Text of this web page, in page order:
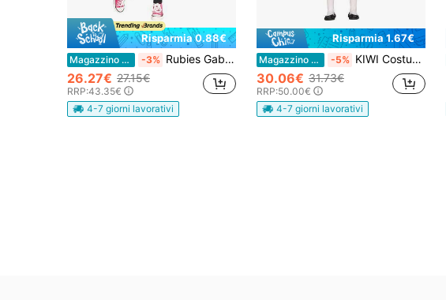
Risparmia 0.88€
Magazzino EU -3% Rubies Gabby's Dollhouse Set Costumi Bambino - Licenza Ufficiale Personaggi La Casa De Muñecas De Gabby - Dettagli Colorati e Brillanti, Design Autentico - Set Costumi - Perfetto per Feste e Carnevale - Facile da Indossare e Rimuovere, Tessuto Confortevole e Leggero
26.27€ 27.15€
RRP:43.35€
4-7 giorni lavorativi
Risparmia 1.67€
Magazzino EU -5% KIWI Costume da clown per bambini in quattro taglie, costume colorato per feste a tema e celebrazioni infantili, ideale per divertimento, storie e spettacoli divertenti
30.06€ 31.73€
RRP:50.00€
4-7 giorni lavorativi